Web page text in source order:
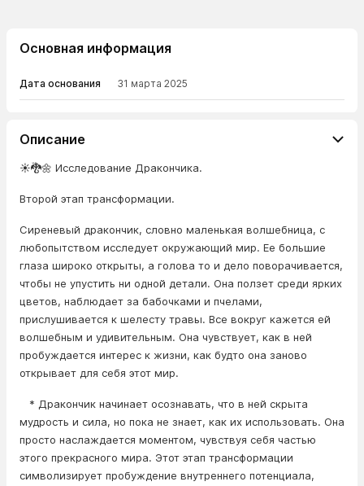
Основная информация
Дата основания 31 марта 2025
Описание
☀️🐉🌼 Исследование Дракончика.
Второй этап трансформации.
Сиреневый дракончик, словно маленькая волшебница, с
любопытством исследует окружающий мир. Ее большие
глаза широко открыты, а голова то и дело поворачивается,
чтобы не упустить ни одной детали. Она ползет среди ярких
цветов, наблюдает за бабочками и пчелами,
прислушивается к шелесту травы. Все вокруг кажется ей
волшебным и удивительным. Она чувствует, как в ней
пробуждается интерес к жизни, как будто она заново
открывает для себя этот мир.
* Дракончик начинает осознавать, что в ней скрыта
мудрость и сила, но пока не знает, как их использовать. Она
просто наслаждается моментом, чувствуя себя частью
этого прекрасного мира. Этот этап трансформации
символизирует пробуждение внутреннего потенциала,